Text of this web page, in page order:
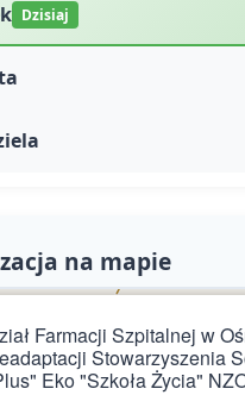
Dzisiaj
na mapie
Farmacji Szpitalnej w
Stowarzyszenia
Eko "Szkoła Życia"